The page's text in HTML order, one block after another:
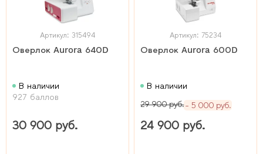
Артикул: 315494
Оверлок Aurora 640D
В наличии
927 баллов
30 900 руб.
Артикул: 75234
Оверлок Aurora 600D
В наличии
29 900 руб.
5 000 руб.
24 900 руб.